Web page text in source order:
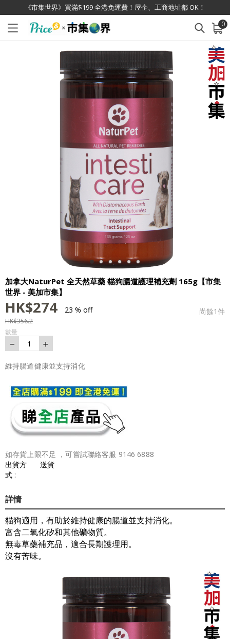
《市集世界》買滿$199 全港免運費！屋企、工商地址都 OK！
0
已加入購物車 查看
加拿大NaturPet 全天然草藥 貓狗腸道護理補充劑 165g【市集
世界 - 美加市集】
HK$274 23 % off 尚餘1件
HK$356.2
數量
－ 1 ＋
維持腸道健康並支持消化
如存貨上限不足 ，可嘗試聯絡客服 9146 6888
出貨方
式 :
送貨
詳情
貓狗適用，有助於維持健康的腸道並支持消化。
富含二氧化矽和其他礦物質。
無毒草藥補充品，適合長期護理用。
沒有苦味。